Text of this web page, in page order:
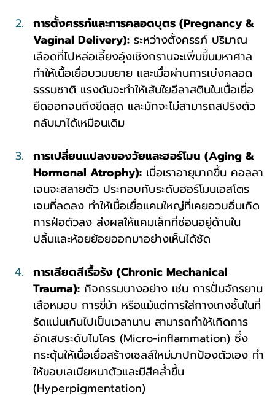
การตั้งครรภ์และการคลอดบุตร (Pregnancy &
Vaginal Delivery): ระหว่างตั้งครรภ์ ปริมาณ
เลือดที่ไปหล่อเลี้ยงอุ้งเชิงกรานจะเพิ่มขึ้นมหาศาล
ทำให้เนื้อเยื่อบวมขยาย และเมื่อผ่านการเบ่งคลอด
ธรรมชาติ แรงดันจะทำให้เส้นใยอีลาสตินในเนื้อเยื่อ
ยืดออกจนถึงขีดสุด และมักจะไม่สามารถสปริงตัว
กลับมาได้เหมือนเดิม
การเปลี่ยนแปลงของวัยและฮอร์โมน (Aging &
Hormonal Atrophy): เมื่อเราอายุมากขึ้น คอลลา
เจนจะสลายตัว ประกอบกับระดับฮอร์โมนเอสโตร
เจนที่ลดลง ทำให้เนื้อเยื่อแคมใหญ่ที่เคยอวบอิ่มเกิด
การฝ่อตัวลง ส่งผลให้แคมเล็กที่ซ่อนอยู่ด้านใน
ปลิ้นและห้อยย้อยออกมาอย่างเห็นได้ชัด
การเสียดสีเรื้อรัง (Chronic Mechanical
Trauma): กิจกรรมบางอย่าง เช่น การปั่นจักรยาน
เสือหมอบ การขี่ม้า หรือแม้แต่การใส่กางเกงชั้นในที่
รัดแน่นเกินไปเป็นเวลานาน สามารถทำให้เกิดการ
อักเสบระดับไมโคร (Micro-inflammation) ซึ่ง
กระตุ้นให้เนื้อเยื่อสร้างเซลล์ใหม่มาปกป้องตัวเอง ทำ
ให้ขอบเลเบียหนาตัวและมีสีคล้ำขึ้น
(Hyperpigmentation)